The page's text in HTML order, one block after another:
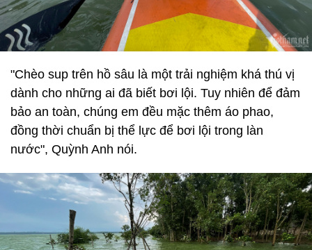
"Chèo sup trên hồ sâu là một trải nghiệm khá thú vị
dành cho những ai đã biết bơi lội. Tuy nhiên để đảm
bảo an toàn, chúng em đều mặc thêm áo phao,
đồng thời chuẩn bị thể lực để bơi lội trong làn
nước", Quỳnh Anh nói.